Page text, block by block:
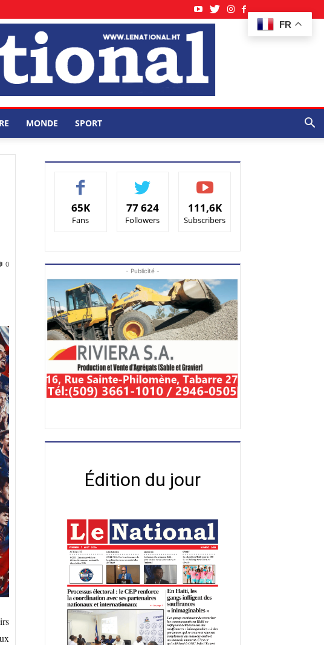
FR
MONDE SPORT
0
65K
Fans
77 624
Followers
111,6K
Subscribers
- Publicité -
Édition du jour